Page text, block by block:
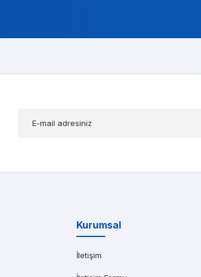
bir problem olduğunu düşünerek
Kurumsal
İletişim